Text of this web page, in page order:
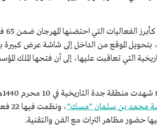
التي تعاقبت عليها، إلى أن فتحها الملك
محمد بن سلمان "مسك"
،
حضور مظاهر التراث مع الفن والتقنية.